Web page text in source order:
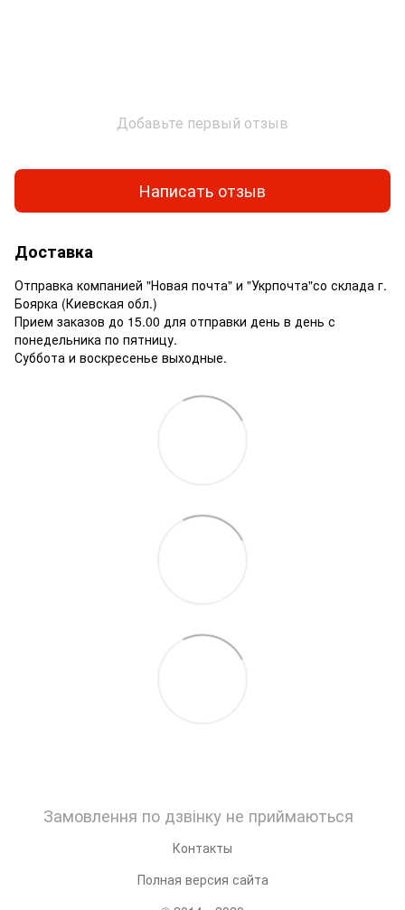
Добавьте первый отзыв
Написать отзыв
Доставка
Отправка компанией "Новая почта" и "Укрпочта"со склада г.
Боярка (Киевская обл.)
Прием заказов до 15.00 для отправки день в день с
понедельника по пятницу.
Суббота и воскресенье выходные.
Замовлення по дзвінку не приймаються
Контакты
Полная версия сайта